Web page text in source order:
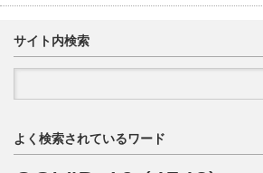
サイト内検索
よく検索されているワード